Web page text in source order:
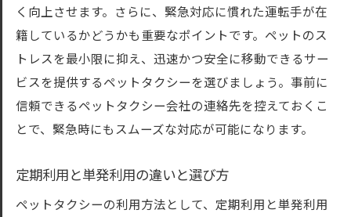
く向上させます。さらに、緊急対応に慣れた運転手が在
籍しているかどうかも重要なポイントです。ペットのス
トレスを最小限に抑え、迅速かつ安全に移動できるサー
ビスを提供するペットタクシーを選びましょう。事前に
信頼できるペットタクシー会社の連絡先を控えておくこ
とで、緊急時にもスムーズな対応が可能になります。
定期利用と単発利用の違いと選び方
ペットタクシーの利用方法として、定期利用と単発利用